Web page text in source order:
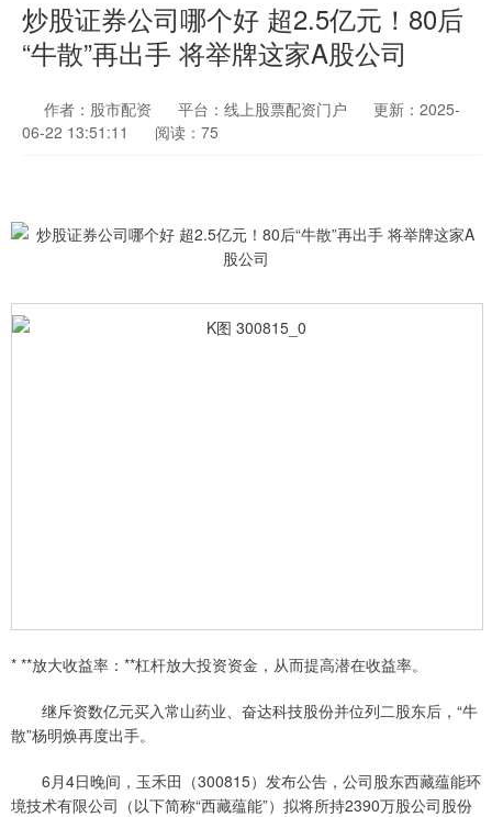
炒股证券公司哪个好 超2.5亿元！80后
“牛散”再出手 将举牌这家A股公司
作者：股市配资 平台：线上股票配资门户
更新：2025-
06-22 13:51:11
阅读：75
* **放大收益率：**杠杆放大投资资金，从而提高潜在收益率。
继斥资数亿元买入常山药业、奋达科技股份并位列二股东后，“牛
散”杨明焕再度出手。
6月4日晚间，玉禾田（300815）发布公告，公司股东西藏蕴能环
境技术有限公司（以下简称“西藏蕴能”）拟将所持2390万股公司股份